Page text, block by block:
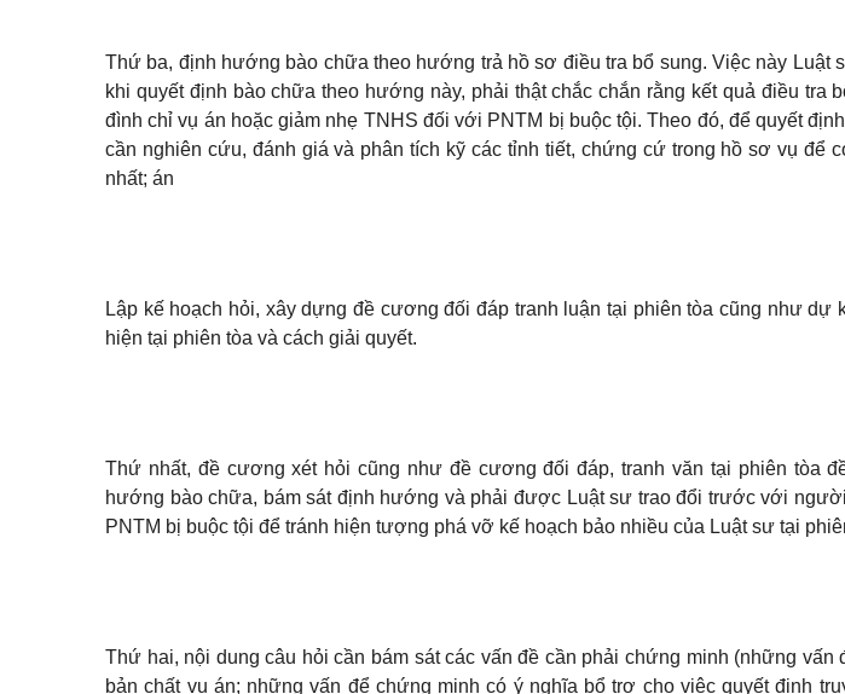
Thứ ba, định hướng bào chữa theo hướng trả hồ sơ điều tra bổ sung. Việc này Luật
khi quyết định bào chữa theo hướng này, phải thật chắc chắn rằng kết quả điều tra
đình chỉ vụ án hoặc giảm nhẹ TNHS đối với PNTM bị buộc tội. Theo đó, để quyết
cần nghiên cứu, đánh giá và phân tích kỹ các tỉnh tiết, chứng cứ trong hồ sơ vụ để
nhất; án
Lập kế hoạch hỏi, xây dựng đề cương đối đáp tranh luận tại phiên tòa cũng như dự
hiện tại phiên tòa và cách giải quyết.
Thứ nhất, đề cương xét hỏi cũng như đề cương đối đáp, tranh văn tại phiên tòa
hướng bào chữa, bám sát định hướng và phải được Luật sư trao đổi trước với
PNTM bị buộc tội để tránh hiện tượng phá vỡ kế hoạch bảo nhiều của Luật sư tại
Thứ hai, nội dung câu hỏi cần bám sát các vấn đề cần phải chứng minh (những vấn
bản chất vụ án; những vấn để chứng minh có ý nghĩa bổ trợ cho việc quyết định